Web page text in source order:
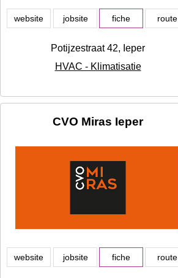
website jobsite fiche route
Potijzestraat 42, Ieper
HVAC - Klimatisatie
CVO Miras Ieper
website jobsite fiche route